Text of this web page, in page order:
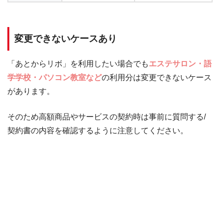
変更できないケースあり
「あとからリボ」を利用したい場合でもエステサロン・語
学学校・パソコン教室などの利用分は変更できないケース
があります。
そのため高額商品やサービスの契約時は事前に質問する/
契約書の内容を確認するように注意してください。